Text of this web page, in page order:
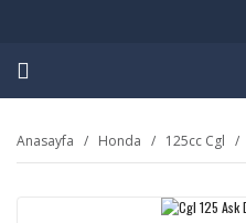
Anasayfa Honda 125cc Cgl